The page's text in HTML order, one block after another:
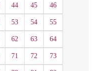
44 45 46
53 54 55
62 63 64
71 72 73